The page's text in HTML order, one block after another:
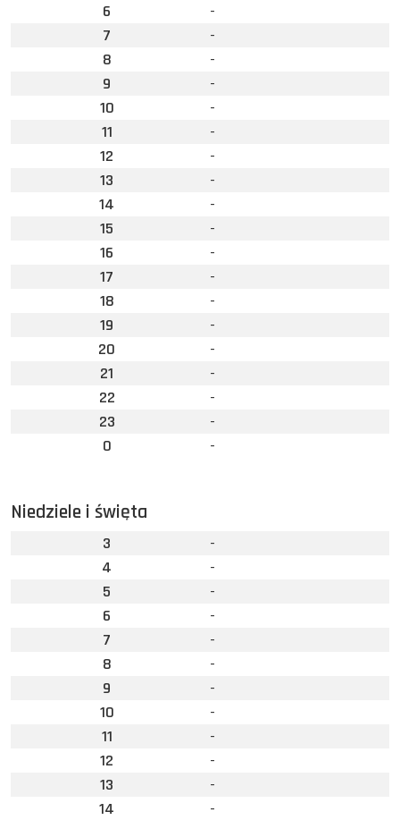
6
-
7
-
8
-
9
-
10
-
11
-
12
-
13
-
14
-
15
-
16
-
17
-
18
-
19
-
20
-
21
-
22
-
23
-
0
-
Niedziele i święta
3
-
4
-
5
-
6
-
7
-
8
-
9
-
10
-
11
-
12
-
13
-
14
-